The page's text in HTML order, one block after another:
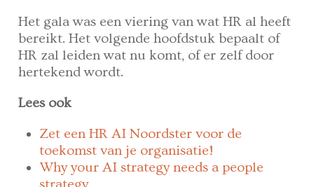
Het gala was een viering van wat HR al heeft
bereikt. Het volgende hoofdstuk bepaalt of
HR zal leiden wat nu komt, of er zelf door
hertekend wordt.
Lees ook
Zet een HR AI Noordster voor de
toekomst van je organisatie!
Why your AI strategy needs a people